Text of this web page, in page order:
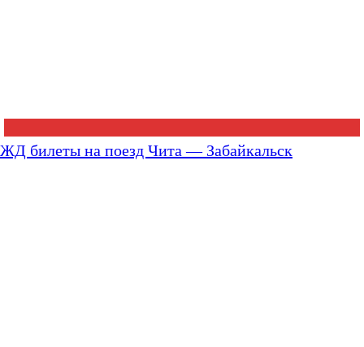
ЖД билеты на поезд Чита — Забайкальск